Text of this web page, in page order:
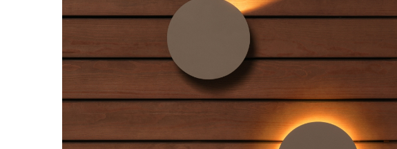
會員專區 常見問題 門市據點